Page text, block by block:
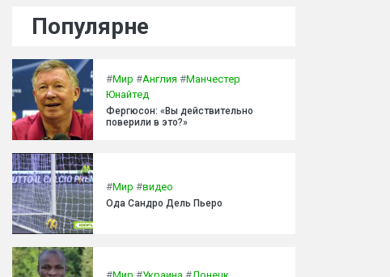
Популярне
#Мир #Англия #Манчестер
Юнайтед
Фергюсон: «Вы действительно
поверили в это?»
#Мир #видео
Ода Сандро Дель Пьеро
#Мир #Украина #Донецк